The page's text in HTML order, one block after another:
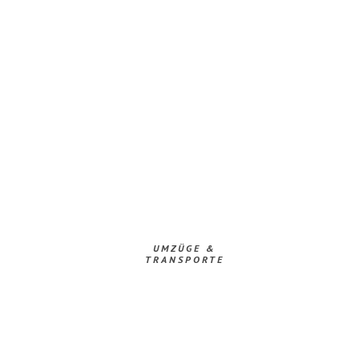
UMZÜGE &
TRANSPORTE